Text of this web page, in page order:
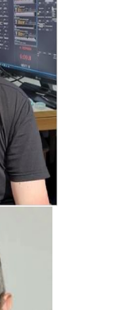
Will er